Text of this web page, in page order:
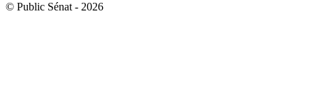
© Public Sénat - 2026